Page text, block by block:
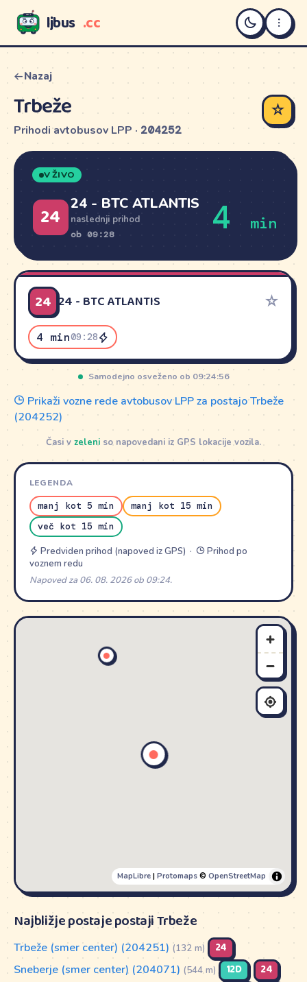
LJBUS ljbus .cc
Nazaj
Trbeže
Prihodi avtobusov LPP · 204252
☆
V ŽIVO
24 24 - BTC ATLANTIS
naslednji prihod
ob 09:28 4 min
24 24 - BTC ATLANTIS ☆
4 min09:28
Samodejno osveženo ob 09:24:56
Prikaži vozne rede avtobusov LPP za postajo Trbeže
(204252)
Časi v zeleni so napovedani iz GPS lokacije vozila.
LEGENDA
manj kot 5 min
manj kot 15 min
več kot 15 min
Predviden prihod (napoved iz GPS) ·
Prihod po
voznem redu
Napoved za 06. 08. 2026 ob 09:24.
MapLibre| Protomaps© OpenStreetMap
Najbližje postaje postaji Trbeže
Trbeže (smer center) (204251) (132 m) 24
Sneberje (smer center) (204071) (544 m) 12D 24